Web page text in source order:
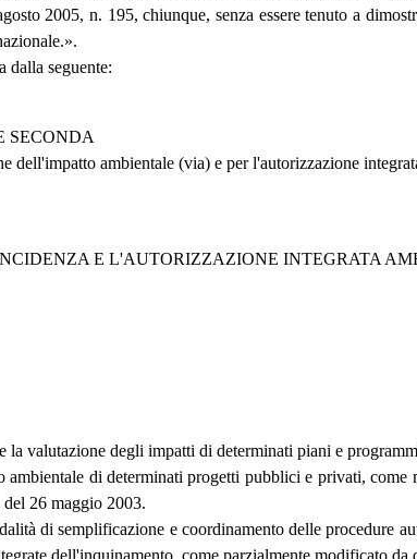
2005, n. 195, chiunque, senza essere tenuto a
dalla seguente:
SECONDA
dell'impatto ambientale (via) e per l'autorizzazione
E L'AUTORIZZAZIONE INTEGRATA
valutazione degli impatti di determinati piani e
di determinati progetti pubblici e privati, come
26 maggio 2003.
di semplificazione e coordinamento delle procedure